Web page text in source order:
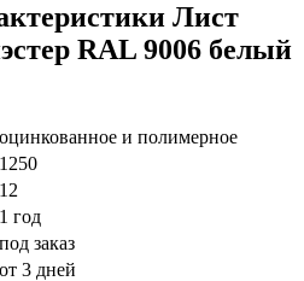
Лист
RAL 9006 белый
оцинкованное и полимерное
1250
12
1 год
под заказ
от 3 дней